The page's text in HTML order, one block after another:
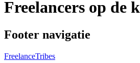
Freelancers op de
Footer navigatie
FreelanceTribes